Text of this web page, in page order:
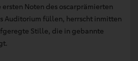
ersten Noten des oscarprämierten
Auditorium füllen, herrscht inmitten
Stille, die in gebannte